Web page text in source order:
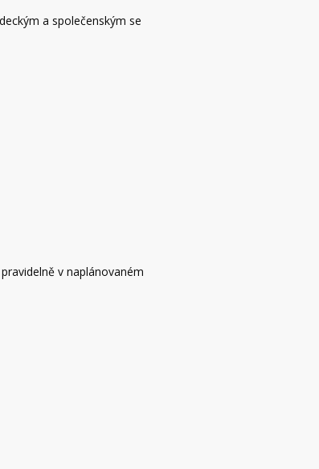
a společenským se
v naplánovaném